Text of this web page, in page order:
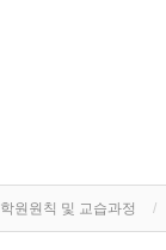
학원원칙 및 교습과정